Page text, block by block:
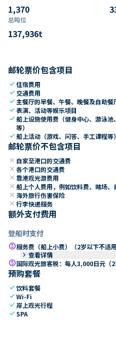
1,370
总吨位
137,936t
邮轮票价包含项目
check住宿费用
check 交通费用
check 主餐厅的早餐、午餐、晚餐及自助餐
check表演、活动等娱乐项目
check船上设施使用费（健身中心、游泳
等）
check船上活动（游戏、问答、手工课程等）
邮轮票价不包含项目
close 自家至港口的交通费
close 各个港口的交通费
close 靠港观光游费用
close 船上个人费用，例如饮料费、赌场
close 海外旅行伤害保险
close 行李快递服务
额外支付费用
登船时支付
paid服务费（船上小费）（2岁以下不适用
keyboard_arrow_right 查看详情
paid国际观光旅客税：每人3,000日元
预购套餐
check饮料套餐
checkWi-Fi
check 岸上观光行程
checkSPA